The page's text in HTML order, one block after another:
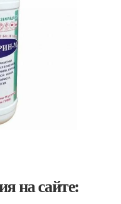
на сайте: